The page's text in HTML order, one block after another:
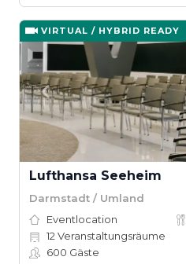
VIRTUAL / HYBRID READY
Lufthansa Seeheim
Darmstadt / Umland
Eventlocation
12 Veranstaltungsräume
600 Gäste